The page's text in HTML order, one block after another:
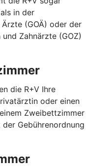
in der
(GOÄ) oder der
Zahnärzte (GOZ)
die R+V Ihre
oder einen
Zweibettzimmer
Gebührenordnung